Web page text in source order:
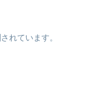
されています。